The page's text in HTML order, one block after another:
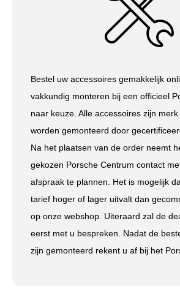
Bestel uw accessoires gemakkelijk
vakkundig monteren bij een officieel
naar keuze. Alle accessoires zijn
worden gemonteerd door
Na het plaatsen van de order neemt
gekozen Porsche Centrum contact
afspraak te plannen. Het is mogelijk
tarief hoger of lager uitvalt dan
op onze webshop. Uiteraard zal de
eerst met u bespreken. Nadat de
zijn gemonteerd rekent u af bij het